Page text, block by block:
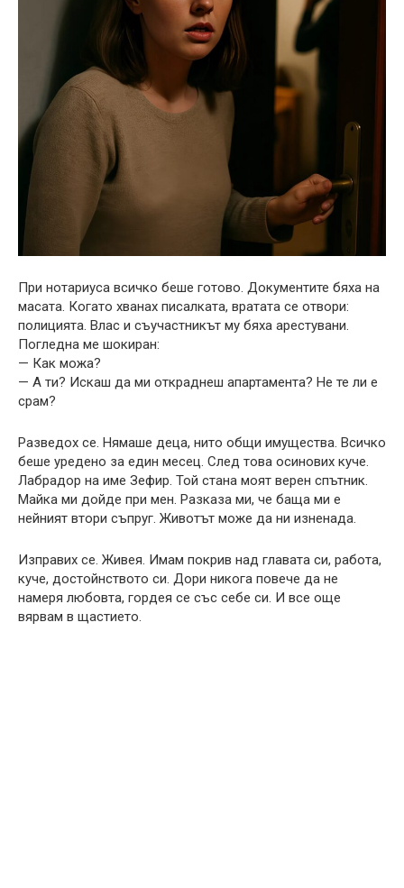
При нотариуса всичко беше готово. Документите бяха на
масата. Когато хванах писалката, вратата се отвори:
полицията. Влас и съучастникът му бяха арестувани.
Погледна ме шокиран:
— Как можа?
— А ти? Искаш да ми откраднеш апартамента? Не те ли е
срам?
Разведох се. Нямаше деца, нито общи имущества. Всичко
беше уредено за един месец. След това осинових куче.
Лабрадор на име Зефир. Той стана моят верен спътник.
Майка ми дойде при мен. Разказа ми, че баща ми е
нейният втори съпруг. Животът може да ни изненада.
Изправих се. Живея. Имам покрив над главата си, работа,
куче, достойнството си. Дори никога повече да не
намеря любовта, гордея се със себе си. И все още
вярвам в щастието.